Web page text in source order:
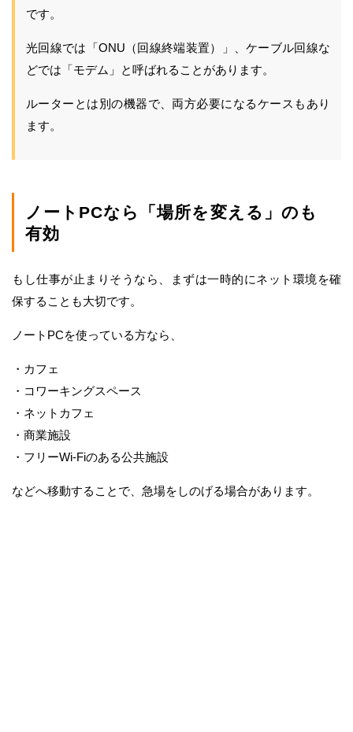
です。
光回線では「ONU（回線終端装置）」、ケーブル回線な
どでは「モデム」と呼ばれることがあります。
ルーターとは別の機器で、両方必要になるケースもあり
ます。
ノートPCなら「場所を変える」のも
有効
もし仕事が止まりそうなら、まずは一時的にネット環境を確
保することも大切です。
ノートPCを使っている方なら、
・カフェ
・コワーキングスペース
・ネットカフェ
・商業施設
・フリーWi-Fiのある公共施設
などへ移動することで、急場をしのげる場合があります。